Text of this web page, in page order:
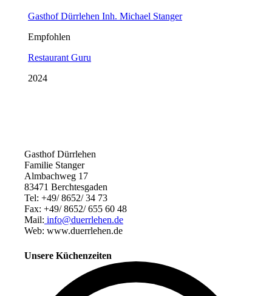
Gasthof Dürrlehen
Familie Stanger
Almbachweg 17
83471 Berchtesgaden
Tel: +49/ 8652/ 34 73
Fax: +49/ 8652/ 655 60 48
Mail: info@duerrlehen.de
Web: www.duerrlehen.de
Unsere Küchenzeiten